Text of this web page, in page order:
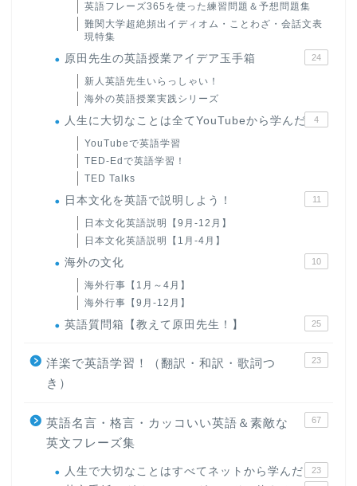
英語フレーズ365を使った練習問題＆予想問題集
難関大学超絶頻出イディオム・ことわざ・会話文表
現特集
原田先生の英語授業アイデア玉手箱 24
新人英語先生いらっしゃい！
海外の英語授業実践シリーズ
人生に大切なことは全てYouTubeから学んだ 4
YouTubeで英語学習
TED-Edで英語学習！
TED Talks
日本文化を英語で説明しよう！ 11
日本文化英語説明【9月-12月】
日本文化英語説明【1月-4月】
海外の文化 10
海外行事【1月～4月】
海外行事【9月-12月】
英語質問箱【教えて原田先生！】 25
洋楽で英語学習！（翻訳・和訳・歌詞つ
き）
23
英語名言・格言・カッコいい英語＆素敵な
英文フレーズ集
67
人生で大切なことはすべてネットから学んだ 23